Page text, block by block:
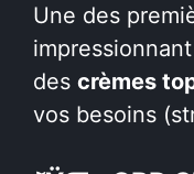
Une des
des crèmes
vos besoins